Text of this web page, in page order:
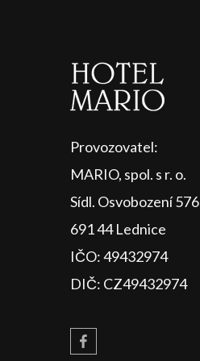
Provozovatel:
MARIO, spol. s r. o.
Sídl. Osvobození 576
691 44 Lednice
IČO: 49432974
DIČ: CZ49432974